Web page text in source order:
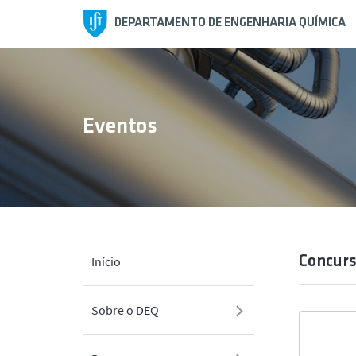
DEPARTAMENTO DE ENGENHARIA QUÍMICA
Início
Sobre o DEQ
Eventos